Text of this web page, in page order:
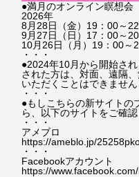
●満月のオンライン瞑想会
2026年
8月28日（金）19：00～
9月27日（日）17：00～
10月26日（月）19：00～
・・・
●2024年10月から開始さ
された方は、対面、遠隔
いただくことはできません
・・・
●もしこちらの新サイトの
ら、以下のサイトをご確認
・・・
アメブロ
https://ameblo.jp/
・・・
Facebookアカウント
https://